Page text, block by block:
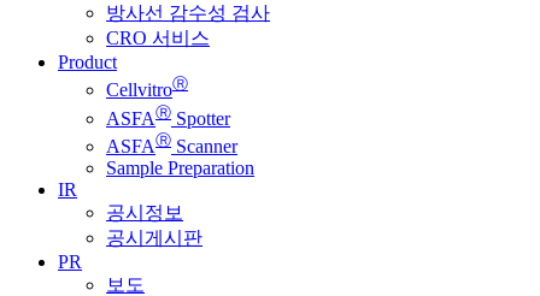
방사선 감수성 검사
CRO 서비스
Product
CellvitroⓇ
ASFAⓇ Spotter
ASFAⓇ Scanner
Sample Preparation
IR
공시정보
공시게시판
PR
보도